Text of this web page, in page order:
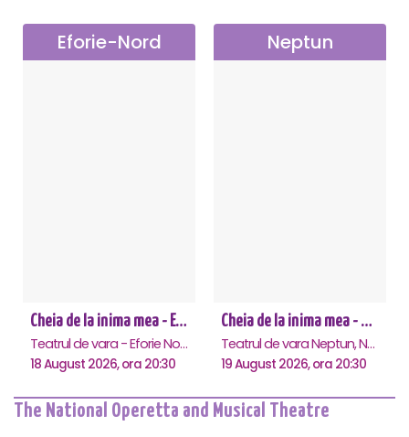
Eforie-Nord
Cheia de la inima mea - Eforie Nord
Teatrul de vara - Eforie Nord, Eforie-Nord
18 August 2026, ora 20:30
Neptun
Cheia de la inima mea - Neptun
Teatrul de vara Neptun, Neptun
19 August 2026, ora 20:30
The National Operetta and Musical Theatre